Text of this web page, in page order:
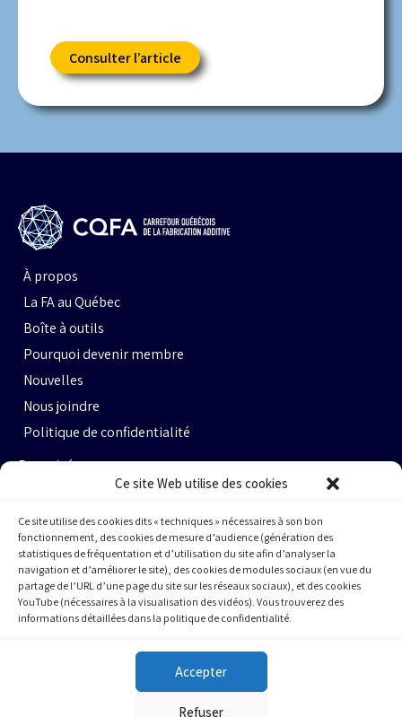
Ce site Web utilise des cookies
Ce site utilise des cookies dits « techniques » nécessaires à son bon
fonctionnement, des cookies de mesure d’audience (génération des
statistiques de fréquentation et d’utilisation du site afin d’analyser la
navigation et d’améliorer le site), des cookies de modules sociaux (en vue du
partage de l’URL d’une page du site sur les réseaux sociaux), et des cookies
YouTube (nécessaires à la visualisation des vidéos). Vous trouverez des
informations détaillées dans la politique de confidentialité.
Accepter
Refuser
Consulter l’article
À propos
La FA au Québec
Boîte à outils
Pourquoi devenir membre
Nouvelles
Nous joindre
Politique de confidentialité
Propulsé par :
Espace Ax.c #464
800 rue du Square-Victoria
Montréal (QC) H3C 0B4